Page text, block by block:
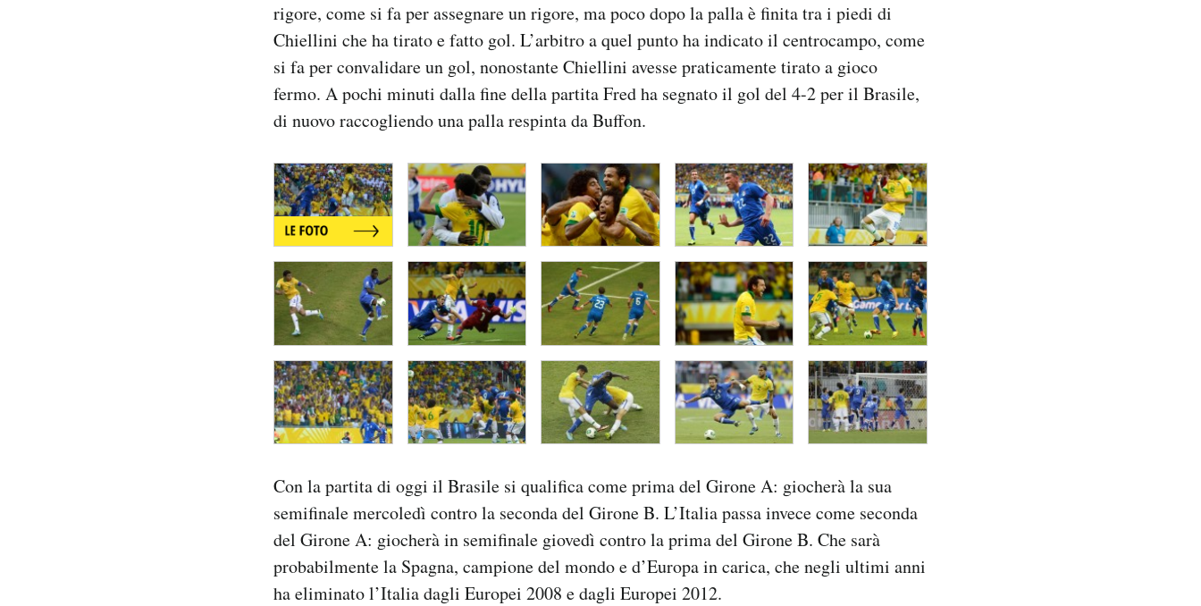
rigore, come si fa per assegnare un rigore, ma poco dopo la palla è finita tra i piedi di
Chiellini che ha tirato e fatto gol. L’arbitro a quel punto ha indicato il centrocampo, come
si fa per convalidare un gol, nonostante Chiellini avesse praticamente tirato a gioco
fermo. A pochi minuti dalla fine della partita Fred ha segnato il gol del 4-2 per il Brasile,
di nuovo raccogliendo una palla respinta da Buffon.
Con la partita di oggi il Brasile si qualifica come prima del Girone A: giocherà la sua
semifinale mercoledì contro la seconda del Girone B. L’Italia passa invece come seconda
del Girone A: giocherà in semifinale giovedì contro la prima del Girone B. Che sarà
probabilmente la Spagna, campione del mondo e d’Europa in carica, che negli ultimi anni
ha eliminato l’Italia dagli Europei 2008 e dagli Europei 2012.